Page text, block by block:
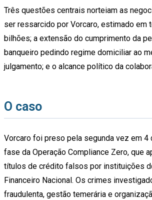
Três questões centrais norteiam as
ser ressarcido por Vorcaro, estimado em
bilhões; a extensão do cumprimento da
banqueiro pedindo regime domiciliar ao
julgamento; e o alcance político da
O caso
Vorcaro foi preso pela segunda vez em 4
fase da Operação Compliance Zero, que
títulos de crédito falsos por instituições
Financeiro Nacional. Os crimes
fraudulenta, gestão temerária e